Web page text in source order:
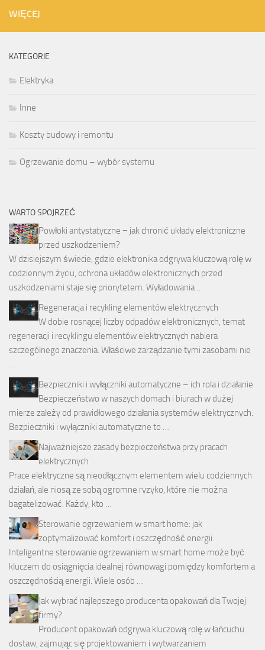
WIĘCEJ
KATEGORIE
Elektryka
Inne
Koszty budowy i remontu
Ogrzewanie domu – wybór systemu
WARTO SPOJRZEĆ
Powłoki antystatyczne − jak chronić układy elektroniczne
przed uszkodzeniem?
W dzisiejszym świecie, gdzie elektronika odgrywa kluczową rolę w
codziennym życiu, ochrona układów elektronicznych przed
uszkodzeniami staje się priorytetem. Wyładowania …
Regeneracja i recykling elementów elektrycznych
W dobie rosnącej liczby odpadów elektronicznych, temat
regeneracji i recyklingu elementów elektrycznych nabiera
szczególnego znaczenia. Właściwe zarządzanie tymi zasobami nie
…
Bezpieczniki i wyłączniki automatyczne – ich rola i działanie
Bezpieczeństwo w naszych domach i biurach w dużej
mierze zależy od prawidłowego działania systemów elektrycznych.
Bezpieczniki i wyłączniki automatyczne to …
Najważniejsze zasady bezpieczeństwa przy pracach
elektrycznych
Prace elektryczne są nieodłącznym elementem wielu codziennych
działań, ale niosą ze sobą ogromne ryzyko, które nie można
bagatelizować. Każdy, kto …
Sterowanie ogrzewaniem w smart home: jak
zoptymalizować komfort i oszczędność energii
Inteligentne sterowanie ogrzewaniem w smart home może być
kluczem do osiągnięcia idealnej równowagi pomiędzy komfortem a
oszczędnością energii. Wiele osób …
Jak wybrać najlepszego producenta opakowań dla Twojej
firmy?
Producent opakowań odgrywa kluczową rolę w łańcuchu
dostaw, zajmując się projektowaniem i wytwarzaniem